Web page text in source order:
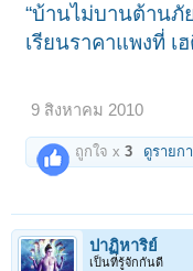
“บ้านไม่บานต้านภั
เรียนราคาแพงที่
9 สิงหาคม 2010
ถูกใจ x3 ดูรายก
ปาฏิหาริย์
เป็นที่รู้จักกันดี